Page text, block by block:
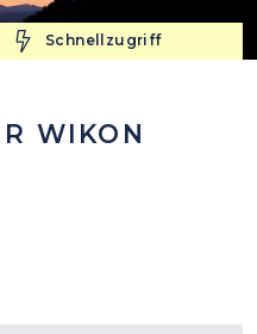
Schnellzugriff
WIKON